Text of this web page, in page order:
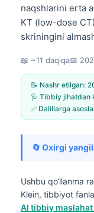
naqshlarini erta
KT (low-dose
skriningini
📖 ~11 daqiqa📅
📝 Nashr etilgan:
🩺 Tibbiy jihatdan
✅ Dalillarga
🔄 Oxirgi
Ushbu qo‘llanma
Klein, tibbiyot
AI tibbiy